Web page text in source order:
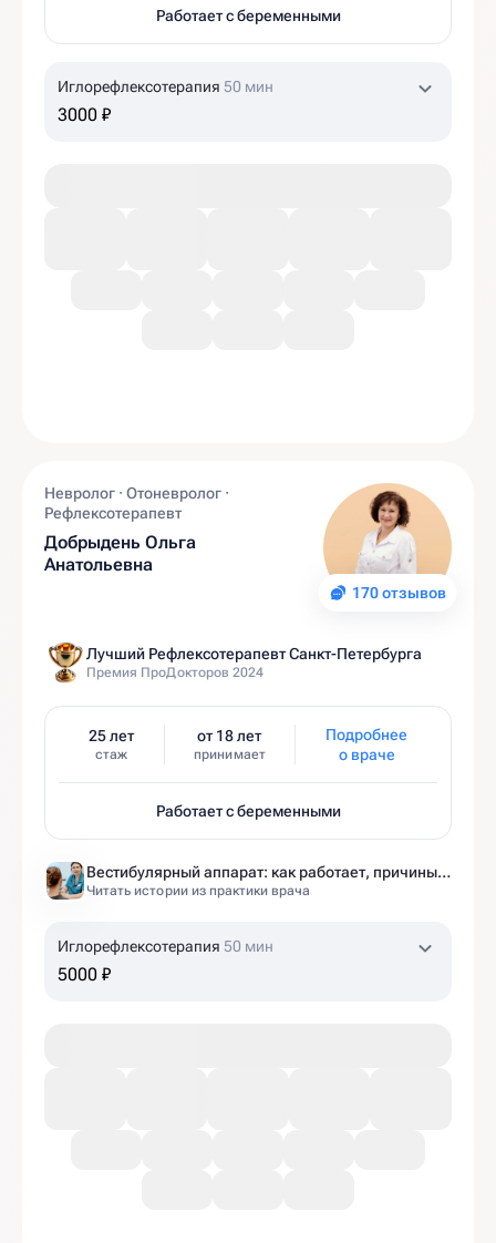
Работает с беременными
Иглорефлексотерапия 50 мин
3000 ₽
170 отзывов
Невролог · Отоневролог ·
Рефлексотерапевт
Добрыдень Ольга
Анатольевна
Лучший Рефлексотерапевт Санкт-Петербурга
Премия ПроДокторов 2024
25 лет
стаж
от 18 лет
принимает
Подробнее
о враче
Работает с беременными
Вестибулярный аппарат: как работает, причины нарушений и как тренировать?
Читать истории из практики врача
Иглорефлексотерапия 50 мин
5000 ₽